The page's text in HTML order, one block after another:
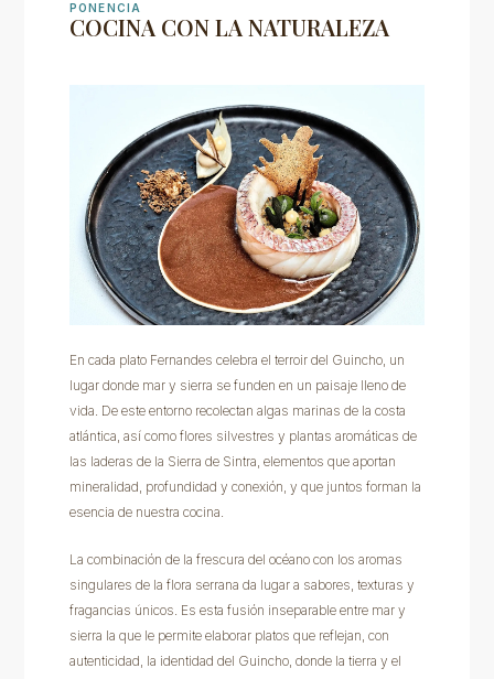
PONENCIA
COCINA CON LA NATURALEZA
En cada plato Fernandes celebra el terroir del Guincho, un
lugar donde mar y sierra se funden en un paisaje lleno de
vida. De este entorno recolectan algas marinas de la costa
atlántica, así como flores silvestres y plantas aromáticas de
las laderas de la Sierra de Sintra, elementos que aportan
mineralidad, profundidad y conexión, y que juntos forman la
esencia de nuestra cocina.
La combinación de la frescura del océano con los aromas
singulares de la flora serrana da lugar a sabores, texturas y
fragancias únicos. Es esta fusión inseparable entre mar y
sierra la que le permite elaborar platos que reflejan, con
autenticidad, la identidad del Guincho, donde la tierra y el